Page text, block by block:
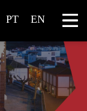
PT EN